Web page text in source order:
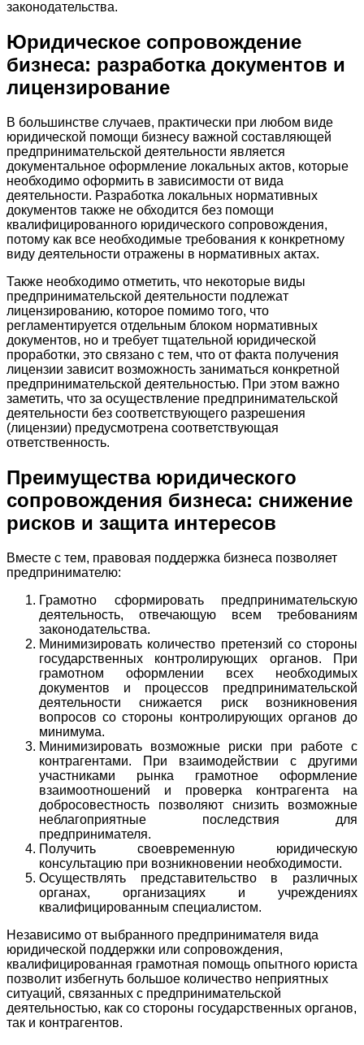
законодательства.
Юридическое сопровождение
бизнеса: разработка документов и
лицензирование
В большинстве случаев, практически при любом виде
юридической помощи бизнесу важной составляющей
предпринимательской деятельности является
документальное оформление локальных актов, которые
необходимо оформить в зависимости от вида
деятельности. Разработка локальных нормативных
документов также не обходится без помощи
квалифицированного юридического сопровождения,
потому как все необходимые требования к конкретному
виду деятельности отражены в нормативных актах.
Также необходимо отметить, что некоторые виды
предпринимательской деятельности подлежат
лицензированию, которое помимо того, что
регламентируется отдельным блоком нормативных
документов, но и требует тщательной юридической
проработки, это связано с тем, что от факта получения
лицензии зависит возможность заниматься конкретной
предпринимательской деятельностью. При этом важно
заметить, что за осуществление предпринимательской
деятельности без соответствующего разрешения
(лицензии) предусмотрена соответствующая
ответственность.
Преимущества юридического
сопровождения бизнеса: снижение
рисков и защита интересов
Вместе с тем, правовая поддержка бизнеса позволяет
предпринимателю:
Грамотно сформировать предпринимательскую
деятельность, отвечающую всем требованиям
законодательства.
Минимизировать количество претензий со стороны
государственных контролирующих органов. При
грамотном оформлении всех необходимых
документов и процессов предпринимательской
деятельности снижается риск возникновения
вопросов со стороны контролирующих органов до
минимума.
Минимизировать возможные риски при работе с
контрагентами. При взаимодействии с другими
участниками рынка грамотное оформление
взаимоотношений и проверка контрагента на
добросовестность позволяют снизить возможные
неблагоприятные последствия для
предпринимателя.
Получить своевременную юридическую
консультацию при возникновении необходимости.
Осуществлять представительство в различных
органах, организациях и учреждениях
квалифицированным специалистом.
Независимо от выбранного предпринимателя вида
юридической поддержки или сопровождения,
квалифицированная грамотная помощь опытного юриста
позволит избегнуть большое количество неприятных
ситуаций, связанных с предпринимательской
деятельностью, как со стороны государственных органов,
так и контрагентов.